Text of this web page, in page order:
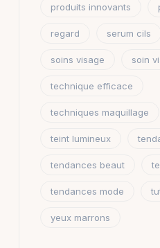
produits innovants
regard serum cils
soins visage soin
technique efficace
techniques maquillage
teint lumineux
tendances beaut
tendances mode
yeux marrons